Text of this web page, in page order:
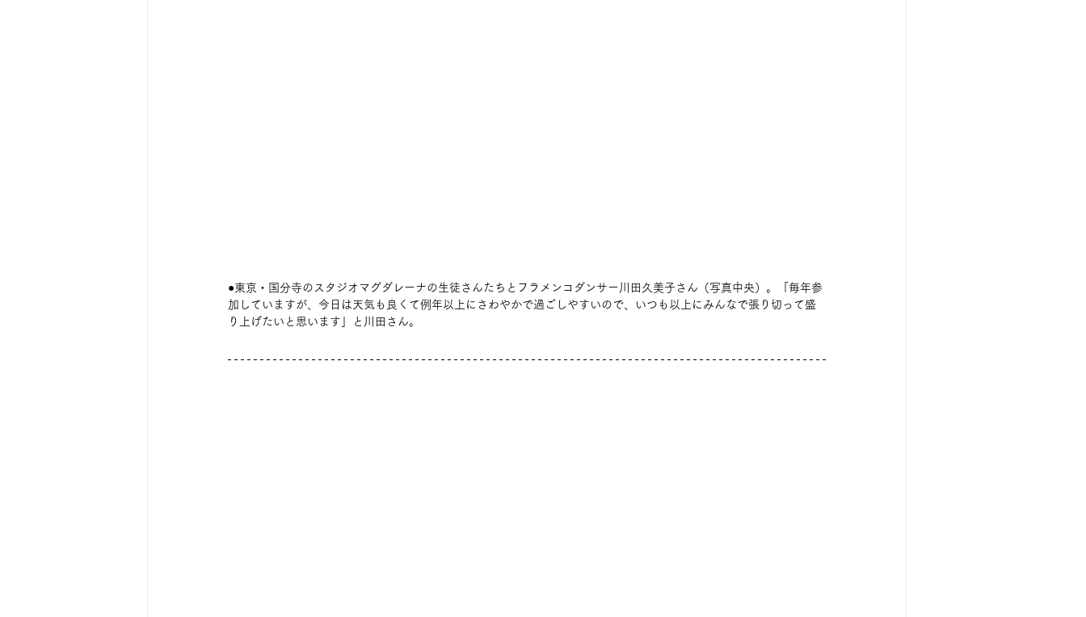
●東京・国分寺のスタジオマグダレーナの生徒さんたちとフラメンコダンサー川田久美子さん（写真中央）。「毎年参
加していますが、今日は天気も良くて例年以上にさわやかで過ごしやすいので、いつも以上にみんなで張り切って盛
り上げたいと思います」と川田さん。